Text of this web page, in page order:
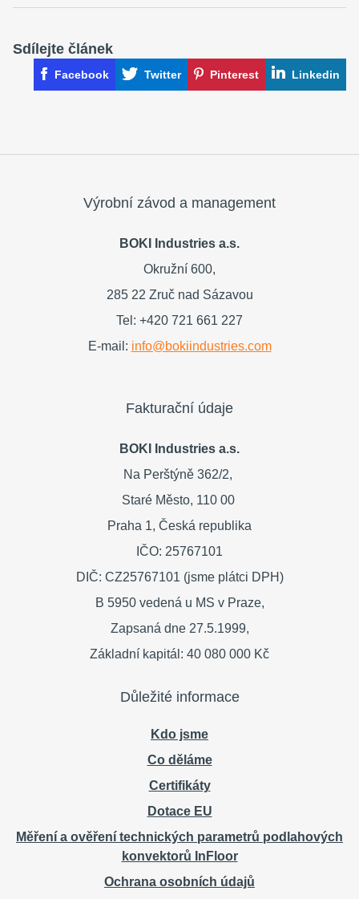
Sdílejte článek
Facebook Twitter Pinterest Linkedin
Výrobní závod a management
BOKI Industries a.s.
Okružní 600,
285 22 Zruč nad Sázavou
Tel: +420 721 661 227
E-mail: info@bokiindustries.com
Fakturační údaje
BOKI Industries a.s.
Na Perštýně 362/2,
Staré Město, 110 00
Praha 1, Česká republika
IČO: 25767101
DIČ: CZ25767101 (jsme plátci DPH)
B 5950 vedená u MS v Praze,
Zapsaná dne 27.5.1999,
Základní kapitál: 40 080 000 Kč
Důležité informace
Kdo jsme
Co děláme
Certifikáty
Dotace EU
Měření a ověření technických parametrů podlahových
konvektorů InFloor
Ochrana osobních údajů